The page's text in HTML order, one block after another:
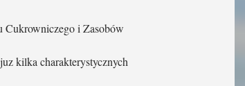
Cukrowniczego i Zasobów
kilka charakterystycznych